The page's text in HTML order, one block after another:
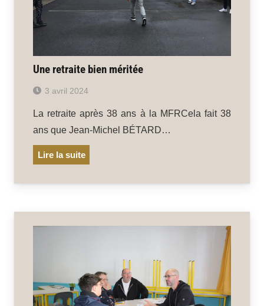
Une retraite bien méritée
3 avril 2024
La retraite après 38 ans à la MFRCela fait 38
ans que Jean-Michel BÉTARD…
Lire la suite